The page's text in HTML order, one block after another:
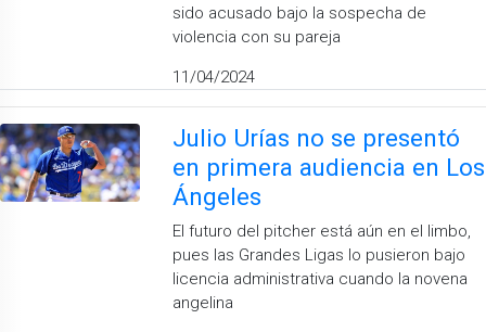
sido acusado bajo la sospecha de
violencia con su pareja
11/04/2024
Julio Urías no se presentó
en primera audiencia en Los
Ángeles
El futuro del pitcher está aún en el limbo,
pues las Grandes Ligas lo pusieron bajo
licencia administrativa cuando la novena
angelina